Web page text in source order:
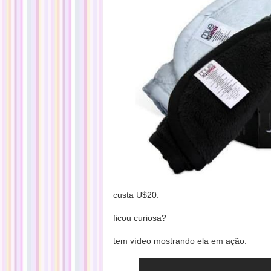
custa U$20.
ficou curiosa?
tem vídeo mostrando ela em ação: